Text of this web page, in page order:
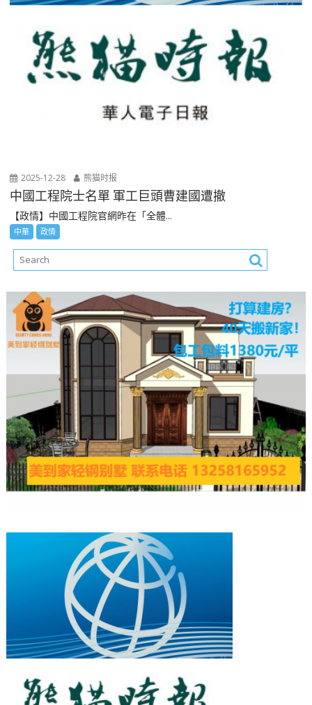
2025-12-28 熊猫时报
中國工程院士名單 軍工巨頭曹建國遭撤
【政情】中國工程院官網昨在「全體...
中華 政情